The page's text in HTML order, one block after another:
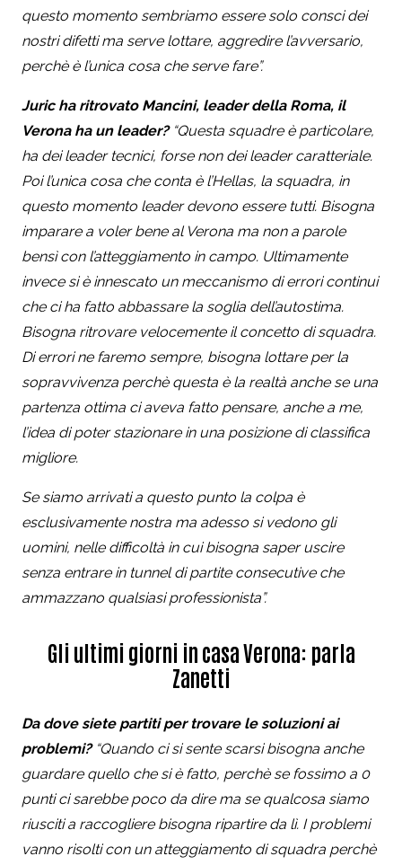
questo momento sembriamo essere solo consci dei
nostri difetti ma serve lottare, aggredire l’avversario,
perchè è l’unica cosa che serve fare”.
Juric ha ritrovato Mancini, leader della Roma, il
Verona ha un leader? “Questa squadre è particolare,
ha dei leader tecnici, forse non dei leader caratteriale.
Poi l’unica cosa che conta è l’Hellas, la squadra, in
questo momento leader devono essere tutti. Bisogna
imparare a voler bene al Verona ma non a parole
bensì con l’atteggiamento in campo. Ultimamente
invece si è innescato un meccanismo di errori continui
che ci ha fatto abbassare la soglia dell’autostima.
Bisogna ritrovare velocemente il concetto di squadra.
Di errori ne faremo sempre, bisogna lottare per la
sopravvivenza perchè questa è la realtà anche se una
partenza ottima ci aveva fatto pensare, anche a me,
l’idea di poter stazionare in una posizione di classifica
migliore.
Se siamo arrivati a questo punto la colpa è
esclusivamente nostra ma adesso si vedono gli
uomini, nelle difficoltà in cui bisogna saper uscire
senza entrare in tunnel di partite consecutive che
ammazzano qualsiasi professionista”.
Gli ultimi giorni in casa Verona: parla
Zanetti
Da dove siete partiti per trovare le soluzioni ai
problemi? “Quando ci si sente scarsi bisogna anche
guardare quello che si è fatto, perchè se fossimo a 0
punti ci sarebbe poco da dire ma se qualcosa siamo
riusciti a raccogliere bisogna ripartire da lì. I problemi
vanno risolti con un atteggiamento di squadra perchè